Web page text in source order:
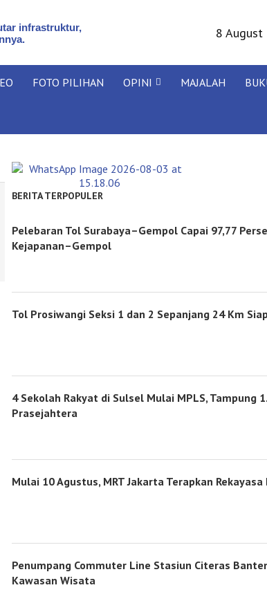
infrastruktur,
8 August
FOTO PILIHAN OPINI MAJALAH
BERITA TERPOPULER
Pelebaran Tol Surabaya–Gempol Capai 97,77
Kejapanan–Gempol
Tol Prosiwangi Seksi 1 dan 2 Sepanjang 24 Km
4 Sekolah Rakyat di Sulsel Mulai MPLS, Tampung
Prasejahtera
Mulai 10 Agustus, MRT Jakarta Terapkan
Penumpang Commuter Line Stasiun Citeras
Kawasan Wisata